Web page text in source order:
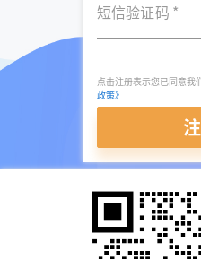
短信验证码 *
点击注册表示您已同意我
政策》